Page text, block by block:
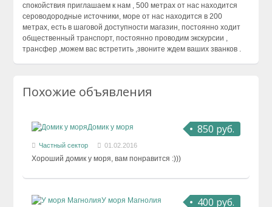
спокойствия приглашаем к нам , 500 метрах от нас находится
сероводородные источники, море от нас находится в 200
метрах, есть в шаговой доступности магазин, постоянно ходит
общественный транспорт, постоянно проводим экскурсии ,
трансфер ,можем вас встретить ,звоните ждем ваших званков .
Похожие объявления
850 руб.
Домик у моря
Частный сектор 01.02.2016
Хороший домик у моря, вам понравится :)))
400 руб.
У моря Магнолия